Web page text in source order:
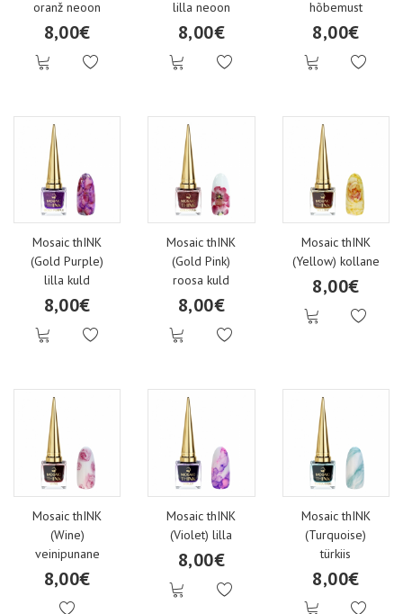
oranž neoon
8,00€
lilla neoon
8,00€
hõbemust
8,00€
Mosaic thINK
(Gold Purple)
lilla kuld
8,00€
Mosaic thINK
(Gold Pink)
roosa kuld
8,00€
Mosaic thINK
(Yellow) kollane
8,00€
Mosaic thINK
(Wine)
veinipunane
8,00€
Mosaic thINK
(Violet) lilla
8,00€
Mosaic thINK
(Turquoise)
türkiis
8,00€